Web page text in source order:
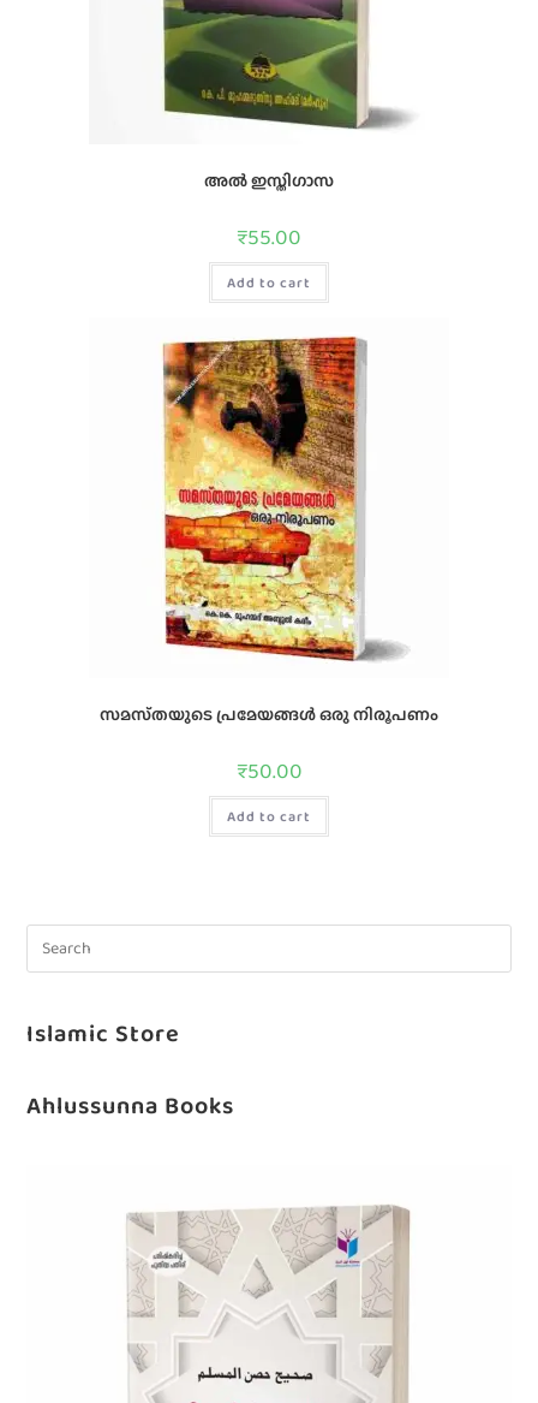
അൽ ഇസ്തിഗാസ
₹55.00
Add to cart
സമസ്‌തയുടെ പ്രമേയങ്ങള്‍ ഒരു നിരൂപണം
₹50.00
Add to cart
Islamic Store
Ahlussunna Books